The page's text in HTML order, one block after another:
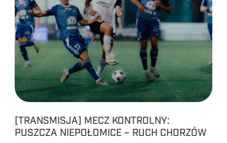
[TRANSMISJA] MECZ KONTROLNY:
PUSZCZA NIEPOŁOMICE – RUCH CHORZÓW